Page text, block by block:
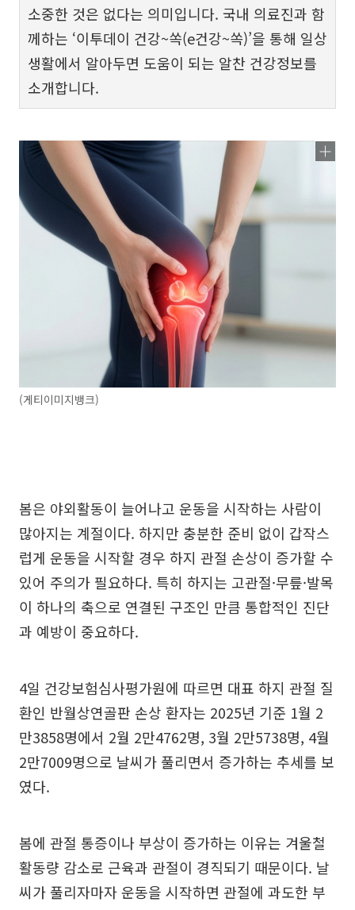
소중한 것은 없다는 의미입니다. 국내 의료진과 함
께하는 ‘이투데이 건강~쏙(e건강~쏙)’을 통해 일상
생활에서 알아두면 도움이 되는 알찬 건강정보를
소개합니다.
(게티이미지뱅크)
봄은 야외활동이 늘어나고 운동을 시작하는 사람이
많아지는 계절이다. 하지만 충분한 준비 없이 갑작스
럽게 운동을 시작할 경우 하지 관절 손상이 증가할 수
있어 주의가 필요하다. 특히 하지는 고관절·무릎·발목
이 하나의 축으로 연결된 구조인 만큼 통합적인 진단
과 예방이 중요하다.
4일 건강보험심사평가원에 따르면 대표 하지 관절 질
환인 반월상연골판 손상 환자는 2025년 기준 1월 2
만3858명에서 2월 2만4762명, 3월 2만5738명, 4월
2만7009명으로 날씨가 풀리면서 증가하는 추세를 보
였다.
봄에 관절 통증이나 부상이 증가하는 이유는 겨울철
활동량 감소로 근육과 관절이 경직되기 때문이다. 날
씨가 풀리자마자 운동을 시작하면 관절에 과도한 부